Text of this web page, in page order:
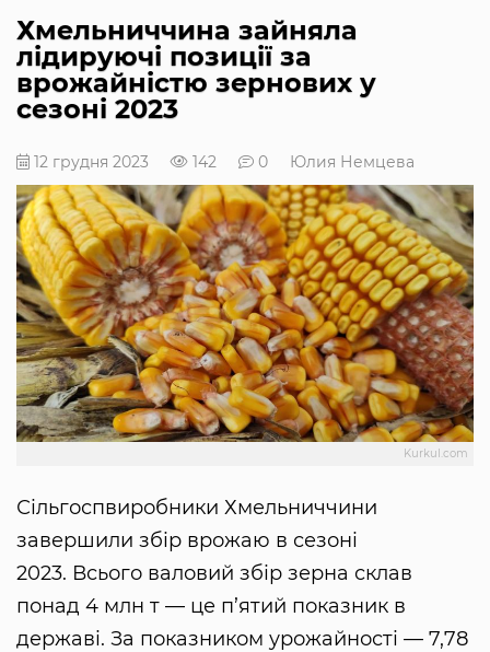
Хмельниччина зайняла
лідируючі позиції за
врожайністю зернових у
сезоні 2023
12 грудня 2023 142 0 Юлия Немцева
Kurkul.com
Сільгоспвиробники Хмельниччини
завершили збір врожаю в сезоні
2023. Всього валовий збір зерна склав
понад 4 млн т — це п’ятий показник в
державі. За показником урожайності — 7,78